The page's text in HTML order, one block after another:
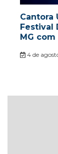
Cantora
Festival
MG
4 de